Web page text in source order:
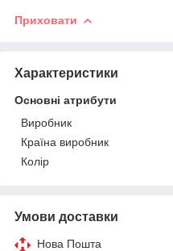
Приховати
Характеристики
Основні атрибути
Виробник
Країна виробник
Колір
Умови доставки
Нова Пошта